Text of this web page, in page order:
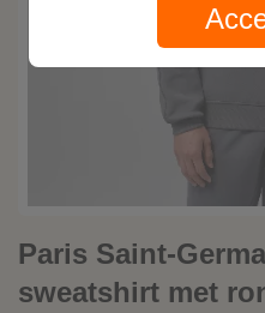
Paris Saint-
sweatshirt met